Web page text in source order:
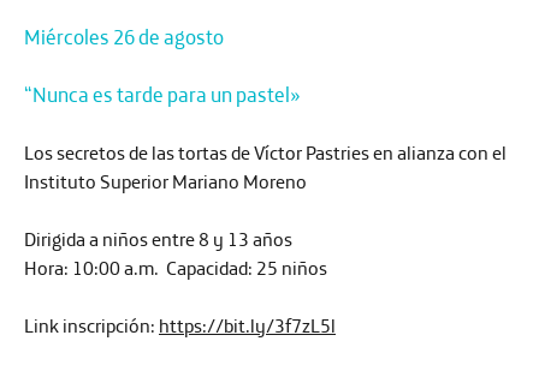
Miércoles 26 de agosto
“Nunca es tarde para un pastel»
Los secretos de las tortas de Víctor Pastries en alianza con el
Instituto Superior Mariano Moreno
Dirigida a niños entre 8 y 13 años
Hora: 10:00 a.m. Capacidad: 25 niños
Link inscripción: https://bit.ly/3f7zL5l